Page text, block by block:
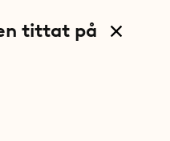
tittat på